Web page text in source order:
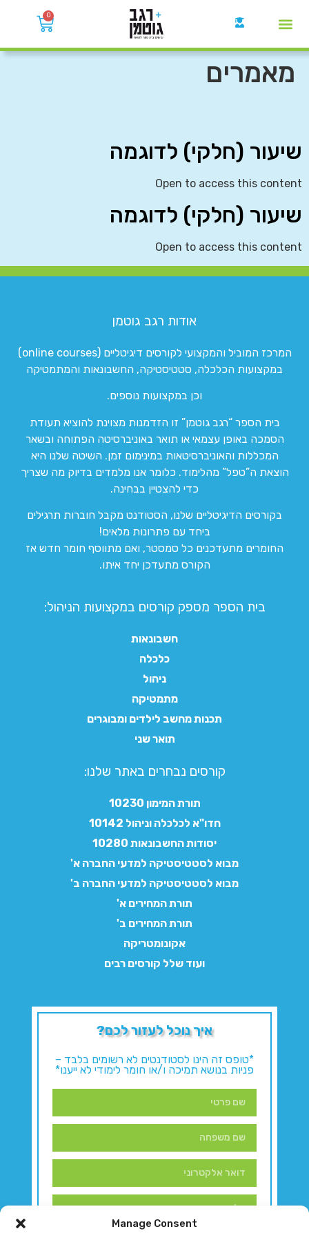
Manage Consent
0
מאמרים
שיעור (חלקי) לדוגמה
Open to access this content
שיעור (חלקי) לדוגמה
Open to access this content
אודות רגב גוטמן
המרכז המוביל והמקצועי לקורסים דיגיטליים (online courses)
במקצועות הכלכלה, סטטיסטיקה, החשבונאות והמתמטיקה
וכן במקצועות נוספים.
בית הספר “רגב גוטמן” זו הזדמנות מצוינת להוציא תעודת
הסמכה באופן עצמאי או תואר באוניברסיטה הפתוחה ובשאר
המכללות והאוניברסיטאות במינימום זמן. השיטה שלנו היא
הוצאת ה”טפל” מהלימוד. כלומר אנו מלמדים בדיוק מה שצריך
כדי להצטיין בבחינה.
בקורסים הדיגיטליים שלנו, הסטודנט מקבל חוברות תרגילים
ביחד עם פתרונות מלאים!
החומרים מתעדכנים כל סמסטר, ואם מתווסף חומר חדש אז
הקורס מתעדכן יחד איתו.
בית הספר מספק קורסים במקצועות הניהול:
חשבונאות
כלכלה
ניהול
מתמטיקה
תכנות מחשב לילדים ומבוגרים
תואר שני
קורסים נבחרים באתר שלנו:​
תורת המימון 10230
חדו"א לכלכלה וניהול 10142
יסודות החשבונאות 10280
מבוא לסטטיסטיקה למדעי החברה א'
מבוא לסטטיסטיקה למדעי החברה ב'
תורת המחירים א'
תורת המחירים ב'
אקונומטריקה
ועוד שלל קורסים רבים
איך נוכל לעזור לכם?
*טופס זה הינו לסטודנטים לא רשומים בלבד –
פניות בנושא תמיכה ו/או חומר לימודי לא ייענו*